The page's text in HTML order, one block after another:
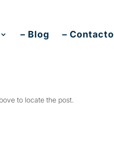
– Blog – Contacto
to locate the post.